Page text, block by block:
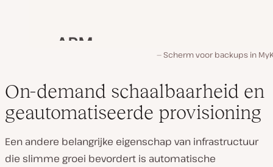
Scherm voor backups in
On-demand schaalbaarheid en
geautomatiseerde provisioning
Een andere belangrijke eigenschap van infrastructuur
die slimme groei bevordert is automatische